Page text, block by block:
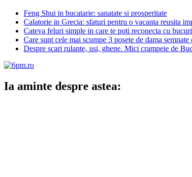
Feng Shui in bucatarie: sanatate si prosperitate
Calatorie in Grecia: sfaturi pentru o vacanta reusita
Cateva feluri simple in care te poti reconecta cu
Care sunt cele mai scumpe 3 posete de dama semnate
Despre scari rulante, usi, ghene. Mici crampeie de
Ia aminte despre astea: